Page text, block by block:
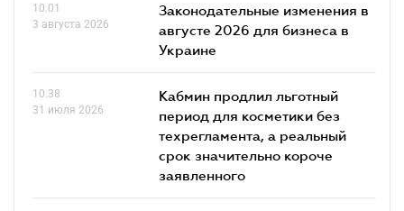
10.01
3 августа 2026
Законодательные изменения в
августе 2026 для бизнеса в
Украине
10.38
31 июля 2026
Кабмин продлил льготный
период для косметики без
техрегламента, а реальный
срок значительно короче
заявленного